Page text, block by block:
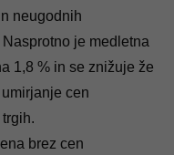
neugodnih
je medletna
1,8 % in se znižuje že
cen
brez cen